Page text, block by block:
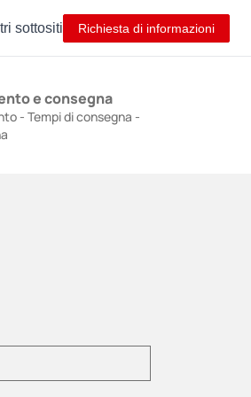
sottositi Richiesta di informazioni
e consegna
- Tempi di consegna -